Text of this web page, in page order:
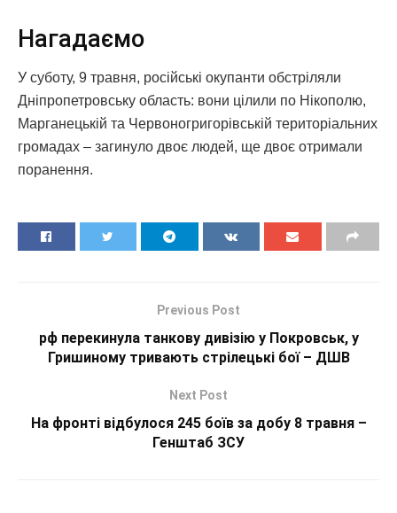
Нагадаємо
У суботу, 9 травня, російські окупанти обстріляли
Дніпропетровську область: вони цілили по Нікополю,
Марганецькій та Червоногригорівській територіальних
громадах – загинуло двоє людей, ще двоє отримали
поранення.
Previous Post
рф перекинула танкову дивізію у Покровськ, у
Гришиному тривають стрілецькі бої – ДШВ
Next Post
На фронті відбулося 245 боїв за добу 8 травня –
Генштаб ЗСУ